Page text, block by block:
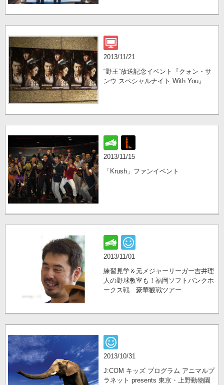
2013/11/21
“野王”放送記念イベント『クォン・サ
ンウ スペシャルナイト With You』
2013/11/15
「Krush」ファンイベント
2013/11/01
練習見学＆元メジャーリーガー吉井理
人の野球教室も！福岡ソフトバンクホ
ークス戦 豪華観戦ツアー
2013/10/31
J:COM キッズ プログラム アニマルプ
ラネット presents 東京・上野動物園